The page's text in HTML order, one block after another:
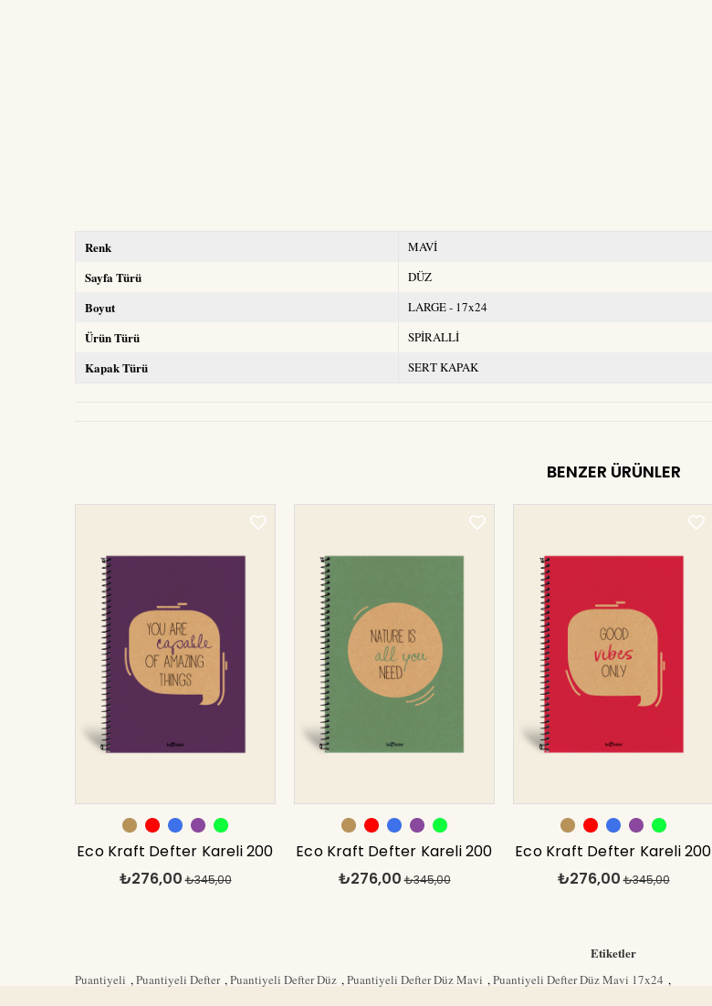
Renk MAVİ
Sayfa Türü DÜZ
Boyut LARGE - 17x24
Ürün Türü SPİRALLİ
Kapak Türü SERT KAPAK
BENZER ÜRÜNLER
Eco Kraft Defter Kareli 200
syf Mor 17x24 cm
₺276,00 ₺345,00
Eco Kraft Defter Kareli 200
syf Yeşil 17x24 cm
₺276,00 ₺345,00
Eco Kraft Defter Kareli 200
syf Kırmızı 17x24 cm
₺276,00 ₺345,00
Etiketler
Puantiyeli , Puantiyeli Defter , Puantiyeli Defter Düz , Puantiyeli Defter Düz Mavi , Puantiyeli Defter Düz Mavi 17x24 ,